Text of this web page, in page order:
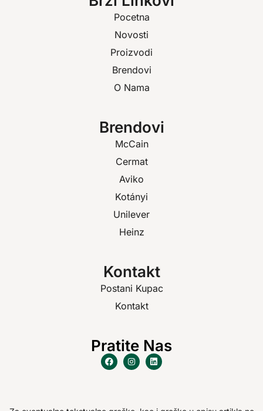
Pocetna
Novosti
Proizvodi
Brendovi
O Nama
Brendovi
McCain
Cermat
Aviko
Kotányi
Unilever
Heinz
Kontakt
Postani Kupac
Kontakt
Pratite Nas